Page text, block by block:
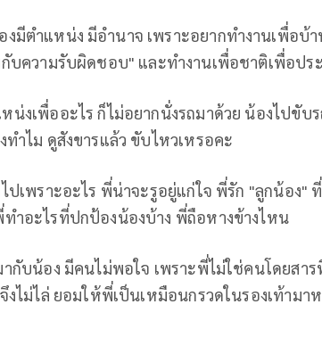
งมีตำแหน่ง มีอำนาจ เพราะอยากทำงานเพื่อบ้
บความรับผิดชอบ" และทำงานเพื่อชาติเพื่อปร
น่งเพื่ออะไร ก็ไม่อยากนั่งรถมาด้วย น้องไปขับ
ทำไม ดูสังขารแล้ว ขับไหวเหรอคะ
ปเพราะอะไร พี่น่าจะรูอยู่แก่ใจ พี่รัก "ลูกน้อง"
ำอะไรที่ปกป้องน้องบ้าง พี่ถือหางข้างไหน
กับน้อง มีคนไม่พอใจ เพราะพี่ไม่ใช่คนโดยสา
งไม่ไล่ ยอมให้พี่เป็นเหมือนกรวดในรองเท้าม